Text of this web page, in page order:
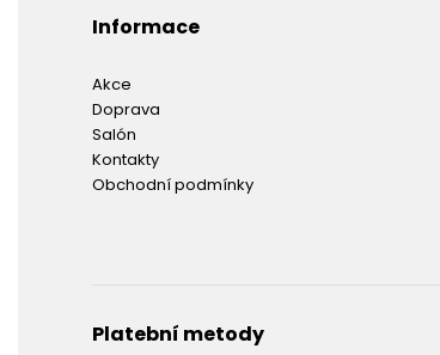
Informace
Akce
Doprava
Salón
Kontakty
Obchodní podmínky
Platební metody